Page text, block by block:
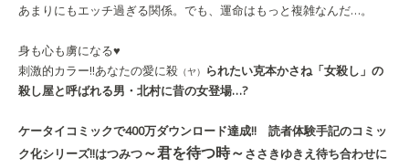
あまりにもエッチ過ぎる関係。でも、運命はもっと複雑なんだ…。
身も心も虜になる♥
刺激的カラー!!あなたの愛に殺 （ヤ） られたい克本かさね「女殺し」の
殺し屋と呼ばれる男・北村に昔の女登場…?
ケータイコミックで400万ダウンロード達成!! 読者体験手記のコミッ
ク化シリーズ!!はつみつ～君を待つ時～ささきゆきえ待ち合わせに